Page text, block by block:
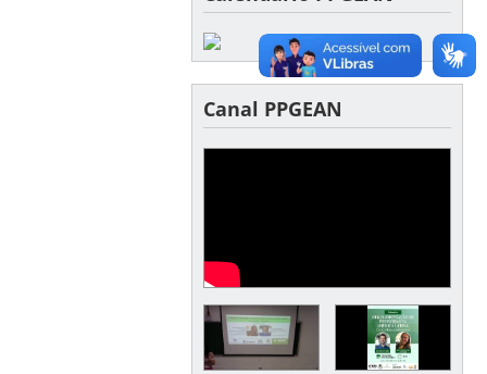
Canal PPGEAN